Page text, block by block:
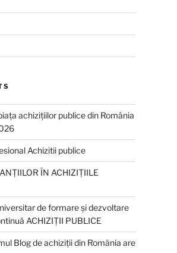
achizițiilor publice din România
Achizitii publice
ÎN ACHIZIȚIILE
de formare și dezvoltare
ACHIZIȚII PUBLICE
Blog de achiziții din România are